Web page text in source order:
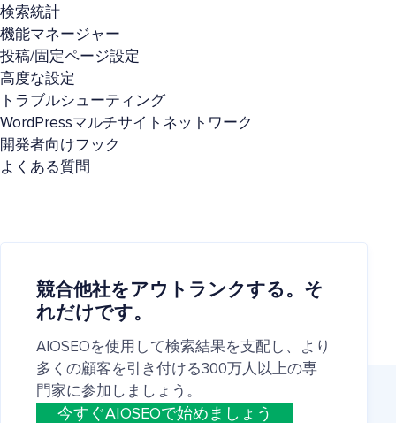
検索統計
機能マネージャー
投稿/固定ページ設定
高度な設定
トラブルシューティング
WordPressマルチサイトネットワーク
開発者向けフック
よくある質問
競合他社をアウトランクする。そ
れだけです。
AIOSEOを使用して検索結果を支配し、より
多くの顧客を引き付ける300万人以上の専
門家に参加しましょう。
今すぐAIOSEOで始めましょう